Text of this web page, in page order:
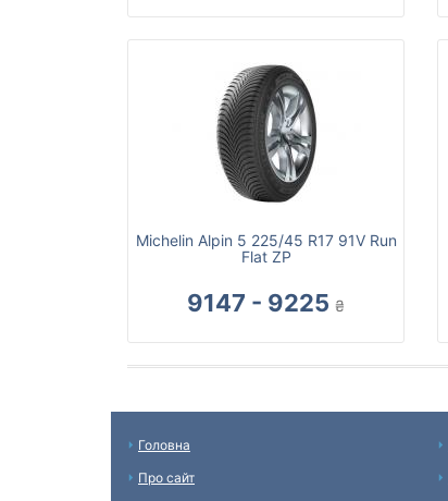
Michelin Alpin 5 225/45 R17 91V Run
Flat ZP
9147 - 9225 ₴
Головна
Про сайт